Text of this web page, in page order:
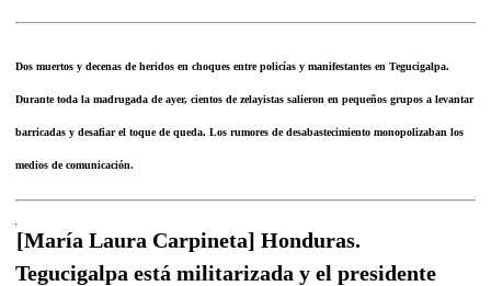
Dos muertos y decenas de heridos en choques entre policías y manifestantes en Tegucigalpa.
Durante toda la madrugada de ayer, cientos de zelayistas salieron en pequeños grupos a levantar
barricadas y desafiar el toque de queda. Los rumores de desabastecimiento monopolizaban los
medios de comunicación.
[María Laura Carpineta] Honduras.
Tegucigalpa está militarizada y el presidente